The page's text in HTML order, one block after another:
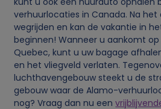
verhuurlocaties in Canada. Na
wegrijden en kan de vakantie in
beginnen! Wanneer u aankomt
Quebec, kunt u uw bagage
en het vliegveld verlaten.
luchthavengebouw steekt u de
gebouw waar de Alamo-
nog? Vraag dan nu een
n
a